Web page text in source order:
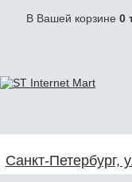
В Вашей корзине 0
Санкт-Петербург,